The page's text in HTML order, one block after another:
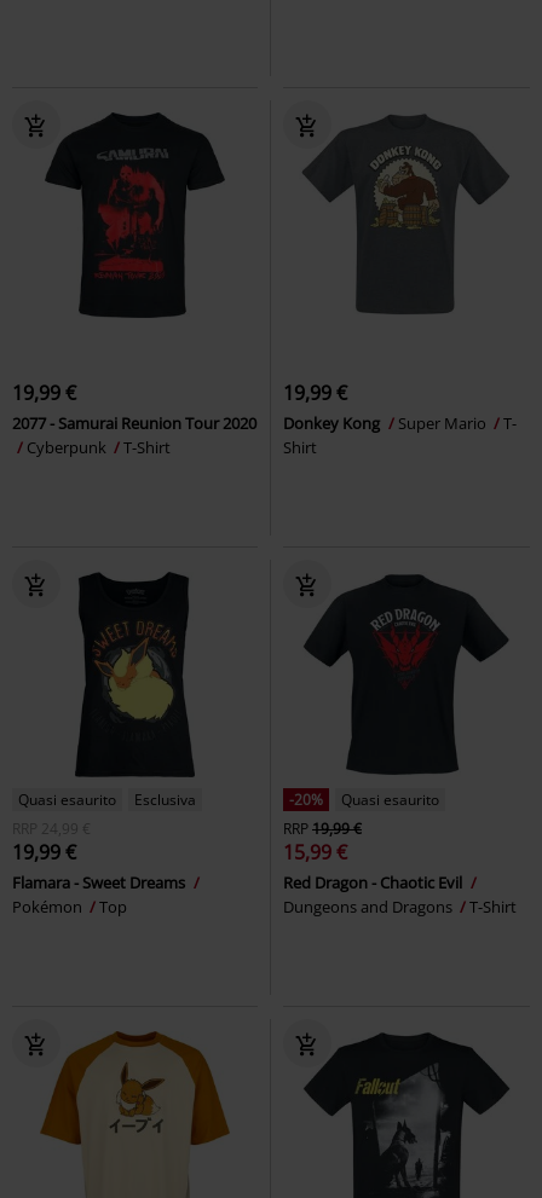
19,99 €
2077 - Samurai Reunion Tour 2020
Cyberpunk
T-Shirt
19,99 €
Donkey Kong Super Mario
T-
Shirt
Quasi esaurito
Esclusiva
RRP
24,99 €
19,99 €
Flamara - Sweet Dreams
Pokémon
Top
-20%
Quasi esaurito
RRP19,99 €
15,99 €
Red Dragon - Chaotic Evil
Dungeons and Dragons
T-Shirt